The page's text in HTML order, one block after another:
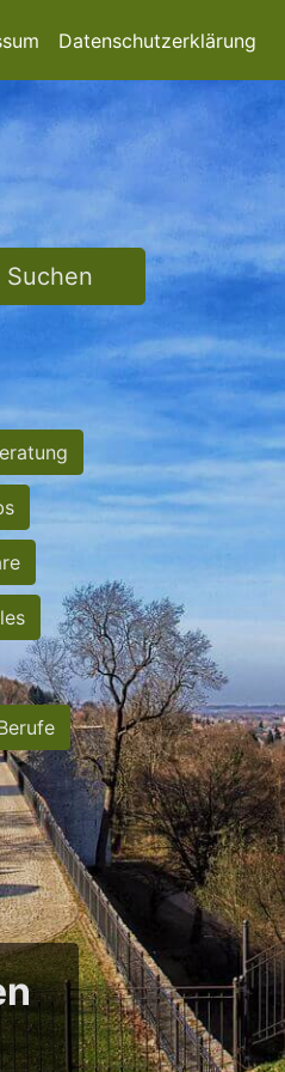
Datenschutzerklärung
Suchen